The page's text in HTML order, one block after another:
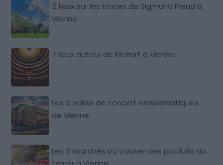
5 lieux sur les traces de Sigmund Freud à
Vienne
7 lieux autour de Mozart à Vienne
Les 5 salles de concert emblématiques
de Vienne
Les 5 marchés où trouver des produits du